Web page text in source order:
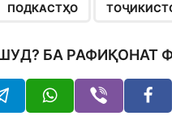
ПОДКАСТҲО
БА РАФИҚОНАТ